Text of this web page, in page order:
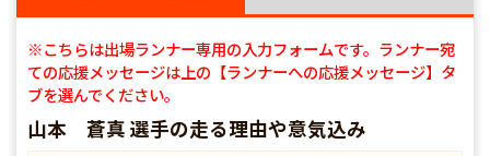
※こちらは出場ランナー専用の入力フォームです。ランナー宛
ての応援メッセージは上の【ランナーへの応援メッセージ】タ
ブを選んでください。
山本 蒼真 選手の走る理由や意気込み